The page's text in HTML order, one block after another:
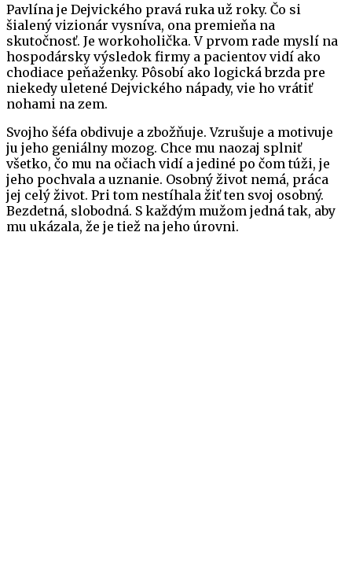
Pavlína je Dejvického pravá ruka už roky. Čo si
šialený vizionár vysníva, ona premieňa na
skutočnosť. Je workoholička. V prvom rade myslí na
hospodársky výsledok firmy a pacientov vidí ako
chodiace peňaženky. Pôsobí ako logická brzda pre
niekedy uletené Dejvického nápady, vie ho vrátiť
nohami na zem.
Svojho šéfa obdivuje a zbožňuje. Vzrušuje a motivuje
ju jeho geniálny mozog. Chce mu naozaj splniť
všetko, čo mu na očiach vidí a jediné po čom túži, je
jeho pochvala a uznanie. Osobný život nemá, práca
jej celý život. Pri tom nestíhala žiť ten svoj osobný.
Bezdetná, slobodná. S každým mužom jedná tak, aby
mu ukázala, že je tiež na jeho úrovni.